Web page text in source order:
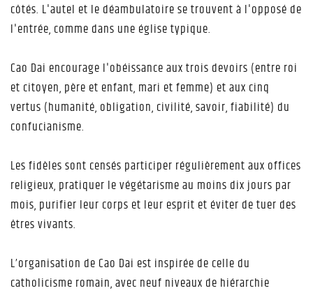
côtés. L'autel et le déambulatoire se trouvent à l'opposé de
l'entrée, comme dans une église typique.
Cao Dai encourage l'obéissance aux trois devoirs (entre roi
et citoyen, père et enfant, mari et femme) et aux cinq
vertus (humanité, obligation, civilité, savoir, fiabilité) du
confucianisme.
Les fidèles sont censés participer régulièrement aux offices
religieux, pratiquer le végétarisme au moins dix jours par
mois, purifier leur corps et leur esprit et éviter de tuer des
êtres vivants.
L’organisation de Cao Dai est inspirée de celle du
catholicisme romain, avec neuf niveaux de hiérarchie